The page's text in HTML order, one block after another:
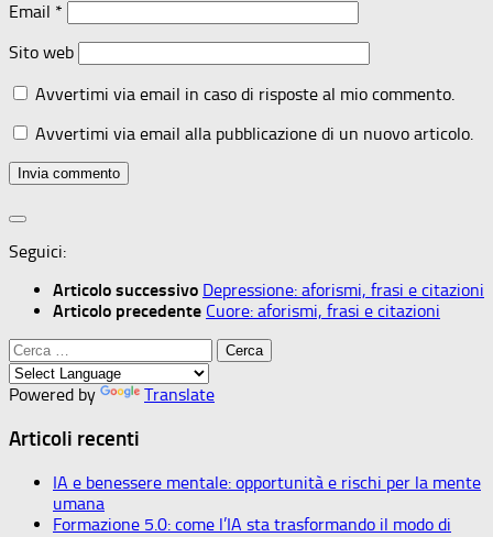
Email *
Sito web
Avvertimi via email in caso di risposte al mio commento.
Avvertimi via email alla pubblicazione di un nuovo articolo.
Seguici:
Articolo successivo Depressione: aforismi, frasi e citazioni
Articolo precedente Cuore: aforismi, frasi e citazioni
Ricerca
per:
Powered by
Translate
Articoli recenti
IA e benessere mentale: opportunità e rischi per la mente
umana
Formazione 5.0: come l’IA sta trasformando il modo di